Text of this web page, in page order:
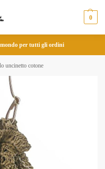
0
per tutti gli ordini
uncinetto cotone